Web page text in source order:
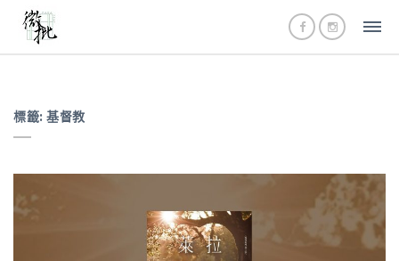
標籤: 基督教